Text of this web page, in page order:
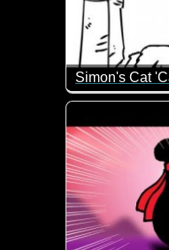
Simon's Cat
Das kennen